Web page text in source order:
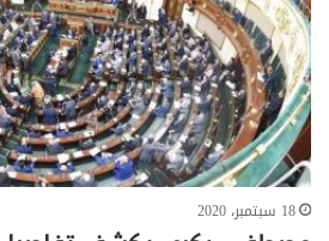
18 سبتمبر، 2020